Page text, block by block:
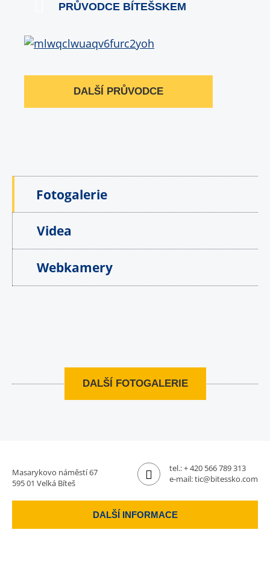
PRŮVODCE BÍTEŠSKEM
DALŠÍ PRŮVODCE
Fotogalerie
Videa
Webkamery
DALŠÍ FOTOGALERIE
Masarykovo náměstí 67
595 01 Velká Bíteš
tel.:+ 420 566 789 313
e-mail:tic@bitessko.com
DALŠÍ INFORMACE